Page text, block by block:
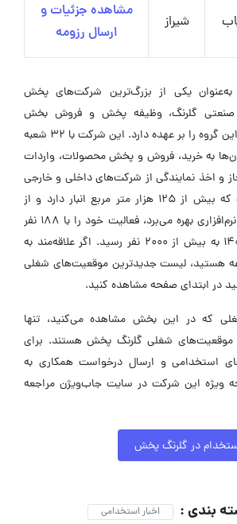
شیراز
مشاهده جزئیات و
ارسال رزومه
یکی از بزرگ‌ترین شرکت‌های پخش
صنعتی گلرنگ، وظیفه پخش و فروش بخش
عمده‌ای از محصولات این گروه را بر عهده دارد. این شرکت با ۳۲ شعبه
به خرید، فروش و پخش محصولات، واردات
و اخذ نمایندگی از شرکت‌های داخلی و خارجی
می‌پردازد. این شرکت که بیش از ۱۲۵ هزار متر مربع انبار دارد و از
سیستم‌های پیشرفته نرم‌افزاری بهره می‌برد، فعالیت خود را با ۱۸۸ نفر
آغاز کرد و تا سال ۱۴۰۳ به بیش از ۲۰۰۰ نفر رسید. اگر علاقه‌مند به
هستید، لیست جدیدترین موقعیت‌های شغلی
در ابتدای صفحه مشاهده کنید.
که در این بخش مشاهده می‌کنید، تنها
موقعیت‌های شغلی گلرنگ پخش هستند. برای
استخدامی و ارسال درخواست همکاری به
ویژه این شرکت در سایت جاب‌ویژن مراجعه
در گلرنگ پخش
بندی : اخبار استخدامی